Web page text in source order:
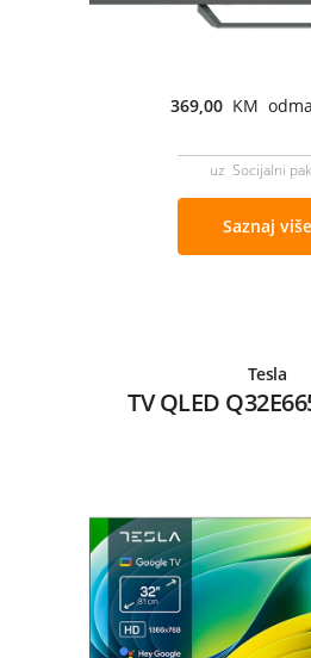
369,00 KM
uz Socijalni
Saznaj više
Tesla
TV QLED